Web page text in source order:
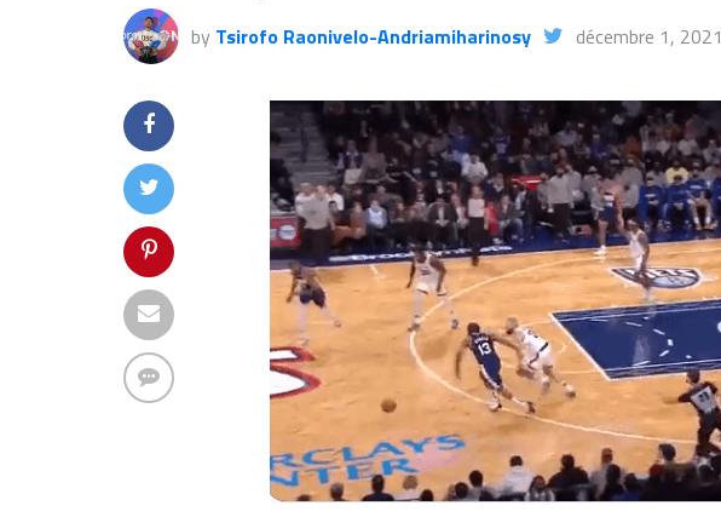
by Tsirofo Raonivelo-Andriamiharinosy décembre 1, 2021